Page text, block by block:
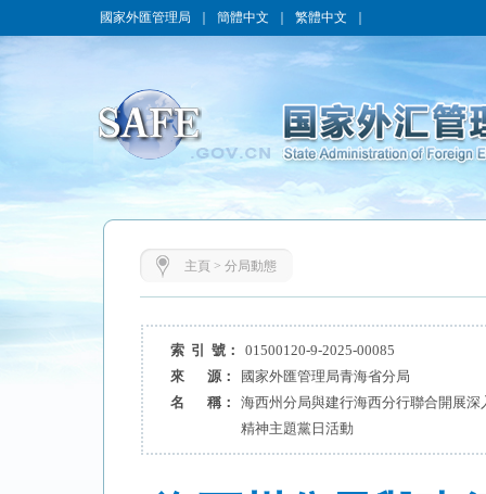
國家外匯管理局 簡體中文 繁體中文
主頁 > 分局動態
索 引 號：
01500120-9-2025-00085
來 源：
國家外匯管理局青海省分局
名 稱：
海西州分局與建行海西分行聯合開展
精神主題黨日活動